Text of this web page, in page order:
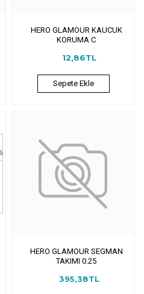
HERO GLAMOUR KAUCUK
KORUMA C
12,86TL
Sepete Ekle
HERO GLAMOUR SEGMAN
TAKIMI 0.25
395,38TL